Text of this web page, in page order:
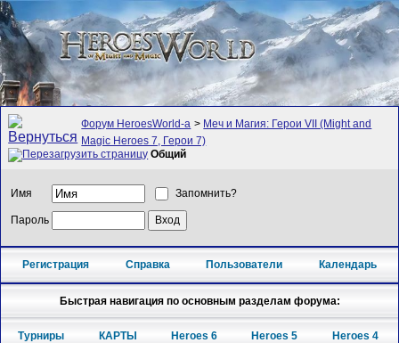
Форум HeroesWorld-а > Меч и Магия: Герои VII (Might and
Magic Heroes 7, Герои 7)
Общий
Имя Запомнить?
Пароль
Регистрация Справка Пользователи Календарь
Быстрая навигация по основным разделам форума:
Турниры КАРТЫ Heroes 6 Heroes 5 Heroes 4